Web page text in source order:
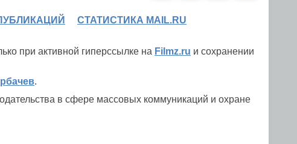
СТАТИСТИКА MAIL.RU
при активной гиперссылке на Filmz.ru и сохранении
.
в сфере массовых коммуникаций и охране